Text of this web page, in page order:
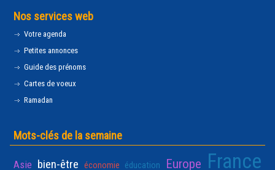
Nos services web
Votre agenda
Petites annonces
Guide des prénoms
Cartes de voeux
Ramadan
Mots-clés de la semaine
Asie bien-être économie éducation Europe France